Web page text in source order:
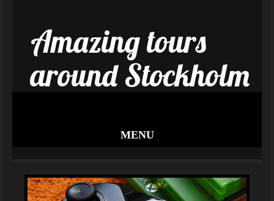
Amazing tours
around Stockholm
MENU